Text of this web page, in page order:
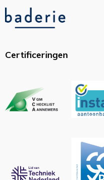
Certificeringen